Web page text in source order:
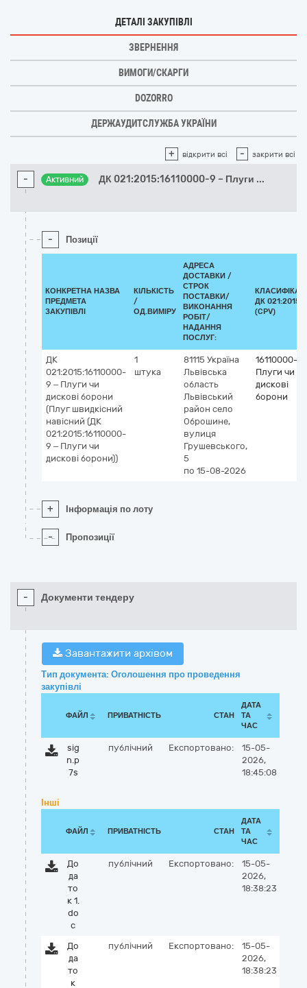
ДЕТАЛІ ЗАКУПІВЛІ
ЗВЕРНЕННЯ
ВИМОГИ/СКАРГИ
DOZORRO
ДЕРЖАУДИТСЛУЖБА УКРАЇНИ
+ відкрити всі - закрити всі
- Активний ДК 021:2015:16110000-9 – Плуги ...
- Позиції
КОНКРЕТНА НАЗВА
ПРЕДМЕТА
ЗАКУПІВЛІ
КІЛЬКІСТЬ
/
ОД.ВИМІРУ
АДРЕСА
ДОСТАВКИ /
СТРОК
ПОСТАВКИ/
ВИКОНАННЯ
РОБІТ/
НАДАННЯ
ПОСЛУГ:
ДК 021:2015
(CPV)
ДК
021:2015:16110000-
9 – Плуги чи
дискові борони
(Плуг швидкісний
навісний (ДК
021:2015:16110000-
9 – Плуги чи
дискові борони))
1
штука
81115 Україна
Львівська
область
Львівський
район село
Оброшине,
вулиця
Грушевського,
5
по 15-08-2026
16110000-9
Плуги чи
дискові
борони
+ Інформація по лоту
- Пропозиції
- Документи тендеру
Завантажити архівом
Тип документа: Оголошення про проведення
закупівлі
ФАЙЛ ПРИВАТНІСТЬ СТАН
ДАТА
ТА
ЧАС
sig
n.p
7s
публічний Експортовано:
15-05-
2026,
18:45:08
Інші
ФАЙЛ ПРИВАТНІСТЬ СТАН
ДАТА
ТА
ЧАС
До
да
то
к 1.
do
c
публічний Експортовано:
15-05-
2026,
18:38:23
До
да
то
к
публічний Експортовано:
15-05-
2026,
18:38:23